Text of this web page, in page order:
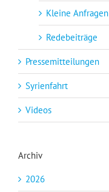
Kleine Anfragen
Redebeiträge
Pressemitteilungen
Syrienfahrt
Videos
Archiv
2026